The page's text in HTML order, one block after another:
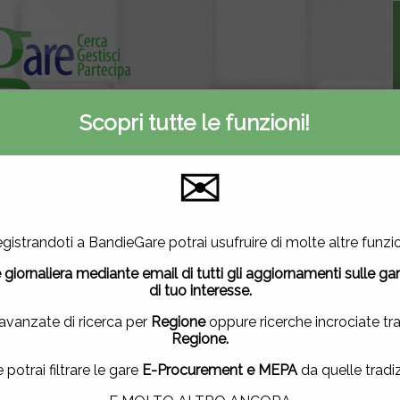
Informativa privacy
utilizza cookie di terze parti per migliorare la tua esperienza
vuoi saperne di piùclicca qui.
questa finestra, scorrendo questa pagina, cliccando su
la navigazione in altra maniera, acconsenti all'uso dei
NON ACCETTO
Scopri tutte le funzioni!
✉
a BandieGare potrai usufruire di molte altre
giornaliera mediante email di tutti gli aggiornamenti sulle
di tuo interesse.
di ricerca per Regioneoppure ricerche incrociate tra
Regione.
potrai filtrare le gare E-Procurement e MEPAda quelle
Contattaci
2927
Mercato elettronico
51
Nuove gare